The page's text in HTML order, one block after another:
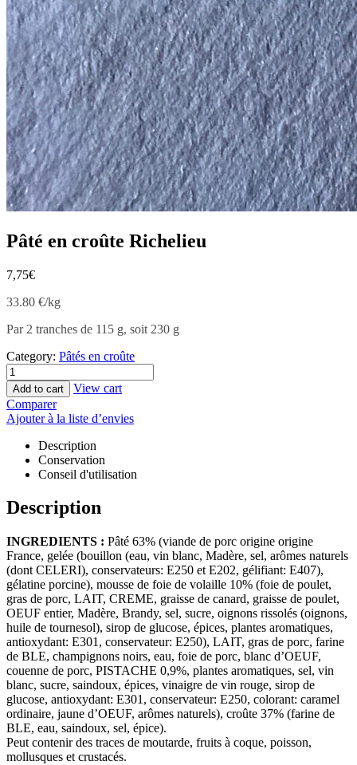
Pâté en croûte Richelieu
7,75€
33.80 €/kg
Par 2 tranches de 115 g, soit 230 g
Category: Pâtés en croûte
Add to cart
View cart
Comparer
Ajouter à la liste d’envies
Description
Conservation
Conseil d'utilisation
Description
INGREDIENTS : Pâté 63% (viande de porc origine origine
France, gelée (bouillon (eau, vin blanc, Madère, sel, arômes naturels
(dont CELERI), conservateurs: E250 et E202, gélifiant: E407),
gélatine porcine), mousse de foie de volaille 10% (foie de poulet,
gras de porc, LAIT, CREME, graisse de canard, graisse de poulet,
OEUF entier, Madère, Brandy, sel, sucre, oignons rissolés (oignons,
huile de tournesol), sirop de glucose, épices, plantes aromatiques,
antioxydant: E301, conservateur: E250), LAIT, gras de porc, farine
de BLE, champignons noirs, eau, foie de porc, blanc d’OEUF,
couenne de porc, PISTACHE 0,9%, plantes aromatiques, sel, vin
blanc, sucre, saindoux, épices, vinaigre de vin rouge, sirop de
glucose, antioxydant: E301, conservateur: E250, colorant: caramel
ordinaire, jaune d’OEUF, arômes naturels), croûte 37% (farine de
BLE, eau, saindoux, sel, épice).
Peut contenir des traces de moutarde, fruits à coque, poisson,
mollusques et crustacés.